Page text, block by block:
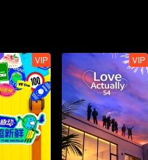
VIP VIP